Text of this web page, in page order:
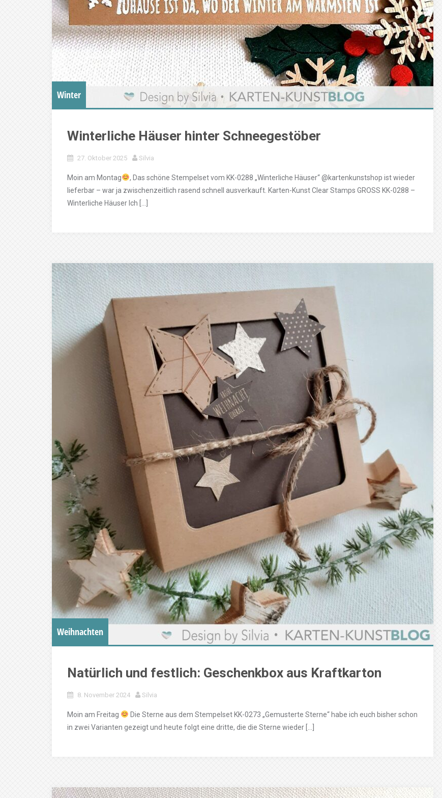
Winter
Winterliche Häuser hinter Schneegestöber
27. Oktober 2025 Silvia
Moin am Montag
, Das schöne Stempelset vom KK-0288 „Winterliche Häuser“ @kartenkunstshop ist wieder
lieferbar – war ja zwischenzeitlich rasend schnell ausverkauft. Karten-Kunst Clear Stamps GROSS KK-0288 –
Winterliche Häuser Ich […]
Weihnachten
Natürlich und festlich: Geschenkbox aus Kraftkarton
8. November 2024 Silvia
Moin am Freitag
Die Sterne aus dem Stempelset KK-0273 „Gemusterte Sterne“ habe ich euch bisher schon
in zwei Varianten gezeigt und heute folgt eine dritte, die die Sterne wieder […]